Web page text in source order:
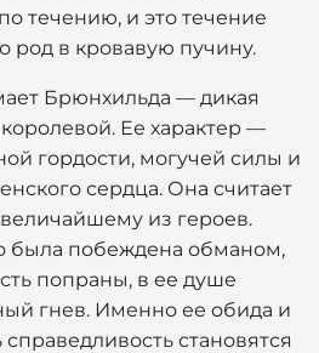
течению, и это течение
род в кровавую пучину.
Брюнхильда — дикая
Ее характер —
гордости, могучей силы и
сердца. Она считает
из героев.
была побеждена обманом,
попраны, в ее душе
гнев. Именно ее обида и
становятся